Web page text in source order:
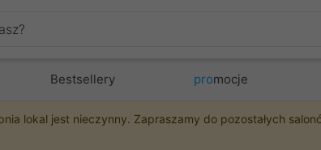
Bestsellery promocje
lokal jest nieczynny. Zapraszamy do pozostałych